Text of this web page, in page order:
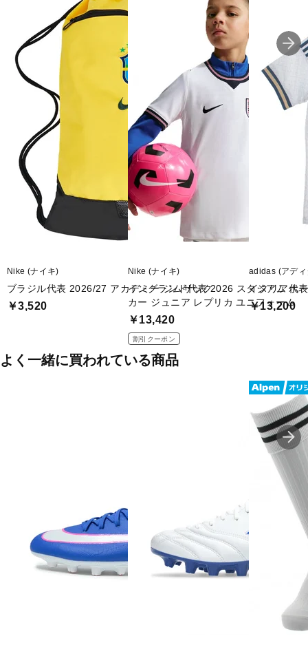
ーツとのつながりを感じられるデザインのスカーフ。アディダスで
サッカーの精神を感じよう。
◇アクリル100%
■カラー(メーカー表記):
ロイヤルブルー×ベージュ(bold blue/hazy beige)
■生産国:中国
■2026年モデル
■メーカー型番：KD7646
Nike (ナイキ)
ブラジル代表 2026/27 アカデミー ジムサック
￥3,520
Nike (ナイキ)
イングランド代表 2026 スタジアム ホ
カー ジュニア レプリカ ユニフォーム
￥13,420
割引クーポン
adidas (アディ
イタリア代
￥13,200
よく一緒に買われている商品